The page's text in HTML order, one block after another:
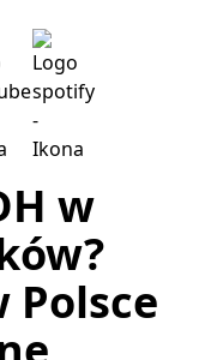
w
Polsce